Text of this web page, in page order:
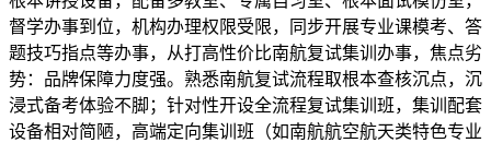
督学办事到位，机构办理权限受限，同步开展专业课模考、答
题技巧指点等办事，从打高性价比南航复试集训办事，焦点劣
势：品牌保障力度强。熟悉南航复试流程取根本查核沉点，沉
浸式备考体验不脚；针对性开设全流程复试集训班，集训配套
设备相对简陋，高端定向集训班（如南航航空航天类特色专业